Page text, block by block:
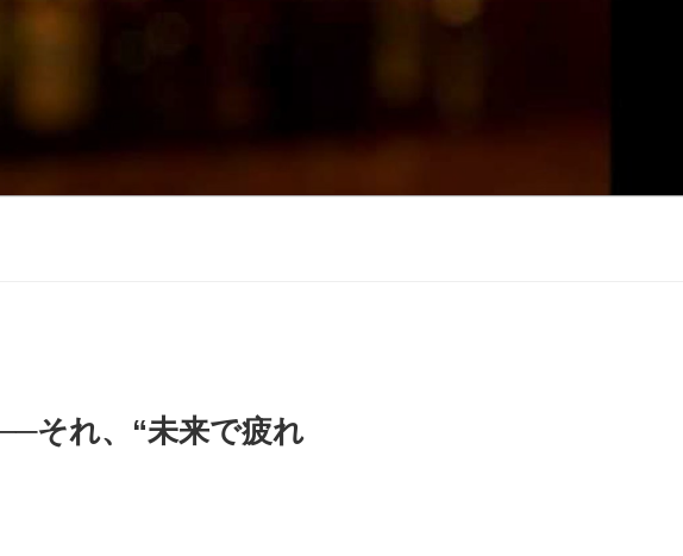
それ、“未来で疲れ